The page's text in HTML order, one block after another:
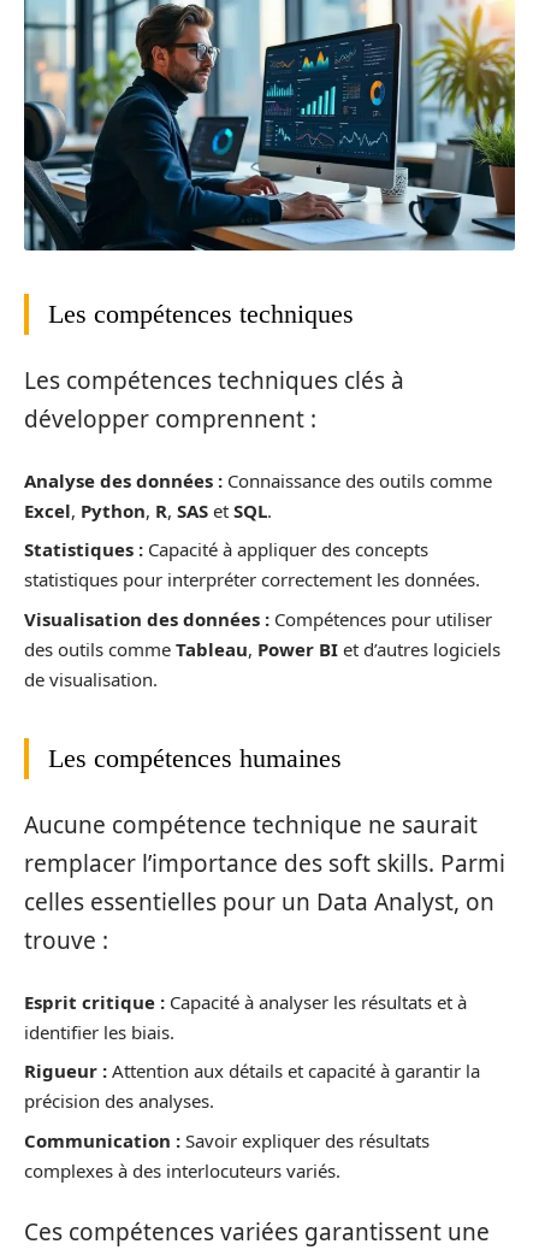
Les compétences techniques
Les compétences techniques clés à
développer comprennent :
Analyse des données : Connaissance des outils comme
Excel, Python, R, SAS et SQL.
Statistiques : Capacité à appliquer des concepts
statistiques pour interpréter correctement les données.
Visualisation des données : Compétences pour utiliser
des outils comme Tableau, Power BI et d’autres logiciels
de visualisation.
Les compétences humaines
Aucune compétence technique ne saurait
remplacer l’importance des soft skills. Parmi
celles essentielles pour un Data Analyst, on
trouve :
Esprit critique : Capacité à analyser les résultats et à
identifier les biais.
Rigueur : Attention aux détails et capacité à garantir la
précision des analyses.
Communication : Savoir expliquer des résultats
complexes à des interlocuteurs variés.
Ces compétences variées garantissent une